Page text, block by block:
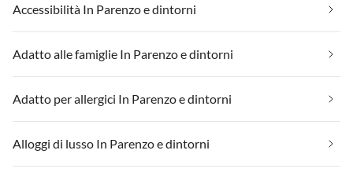
Accessibilità In Parenzo e dintorni
Adatto alle famiglie In Parenzo e dintorni
Adatto per allergici In Parenzo e dintorni
Alloggi di lusso In Parenzo e dintorni